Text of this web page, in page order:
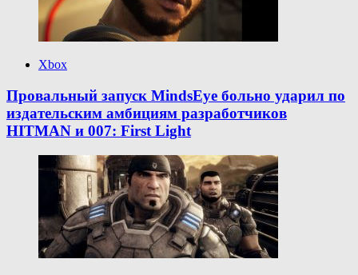
Xbox
Провальный запуск MindsEye больно ударил по
издательским амбициям разработчиков
HITMAN и 007: First Light